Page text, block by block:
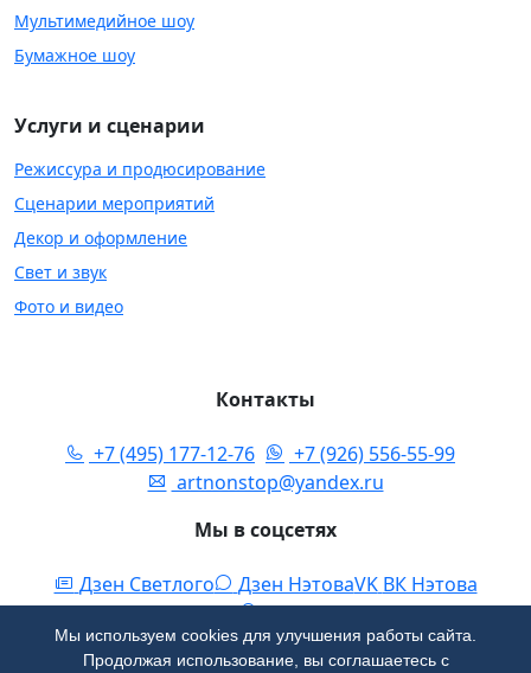
Мультимедийное шоу
Бумажное шоу
Услуги и сценарии
Режиссура и продюсирование
Сценарии мероприятий
Декор и оформление
Свет и звук
Фото и видео
Контакты
+7 (495) 177-12-76 +7 (926) 556-55-99
artnonstop@yandex.ru
Мы в соцсетях
Дзен Светлого Дзен НэтоваVK ВК Нэтова
RUTUBE
Яндекс Карты
Есть вопрос?
Мы используем cookies для улучшения работы сайта.
Продолжая использование, вы соглашаетесь с